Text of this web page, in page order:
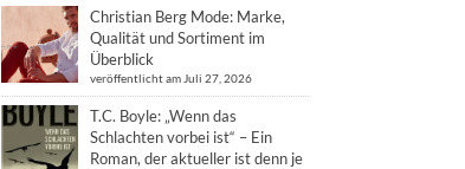
Christian Berg Mode: Marke,
Qualität und Sortiment im
Überblick
veröffentlicht am Juli 27, 2026
T.C. Boyle: „Wenn das
Schlachten vorbei ist“ – Ein
Roman, der aktueller ist denn je